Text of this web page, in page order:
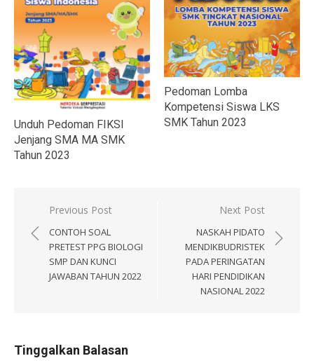
Unduh Pedoman FIKSI
Jenjang SMA MA SMK
Tahun 2023
Pedoman Lomba
Kompetensi Siswa LKS
SMK Tahun 2023
Navigasi
pos
Previous Post
CONTOH SOAL
PRETEST PPG BIOLOGI
SMP DAN KUNCI
JAWABAN TAHUN 2022
Next Post
NASKAH PIDATO
MENDIKBUDRISTEK
PADA PERINGATAN
HARI PENDIDIKAN
NASIONAL 2022
Tinggalkan Balasan